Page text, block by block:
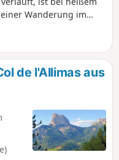
Wanderung im
sich stellenweise als
es vorkommen, dass
sind, im
Dies ist keine
de l'Allimas aus